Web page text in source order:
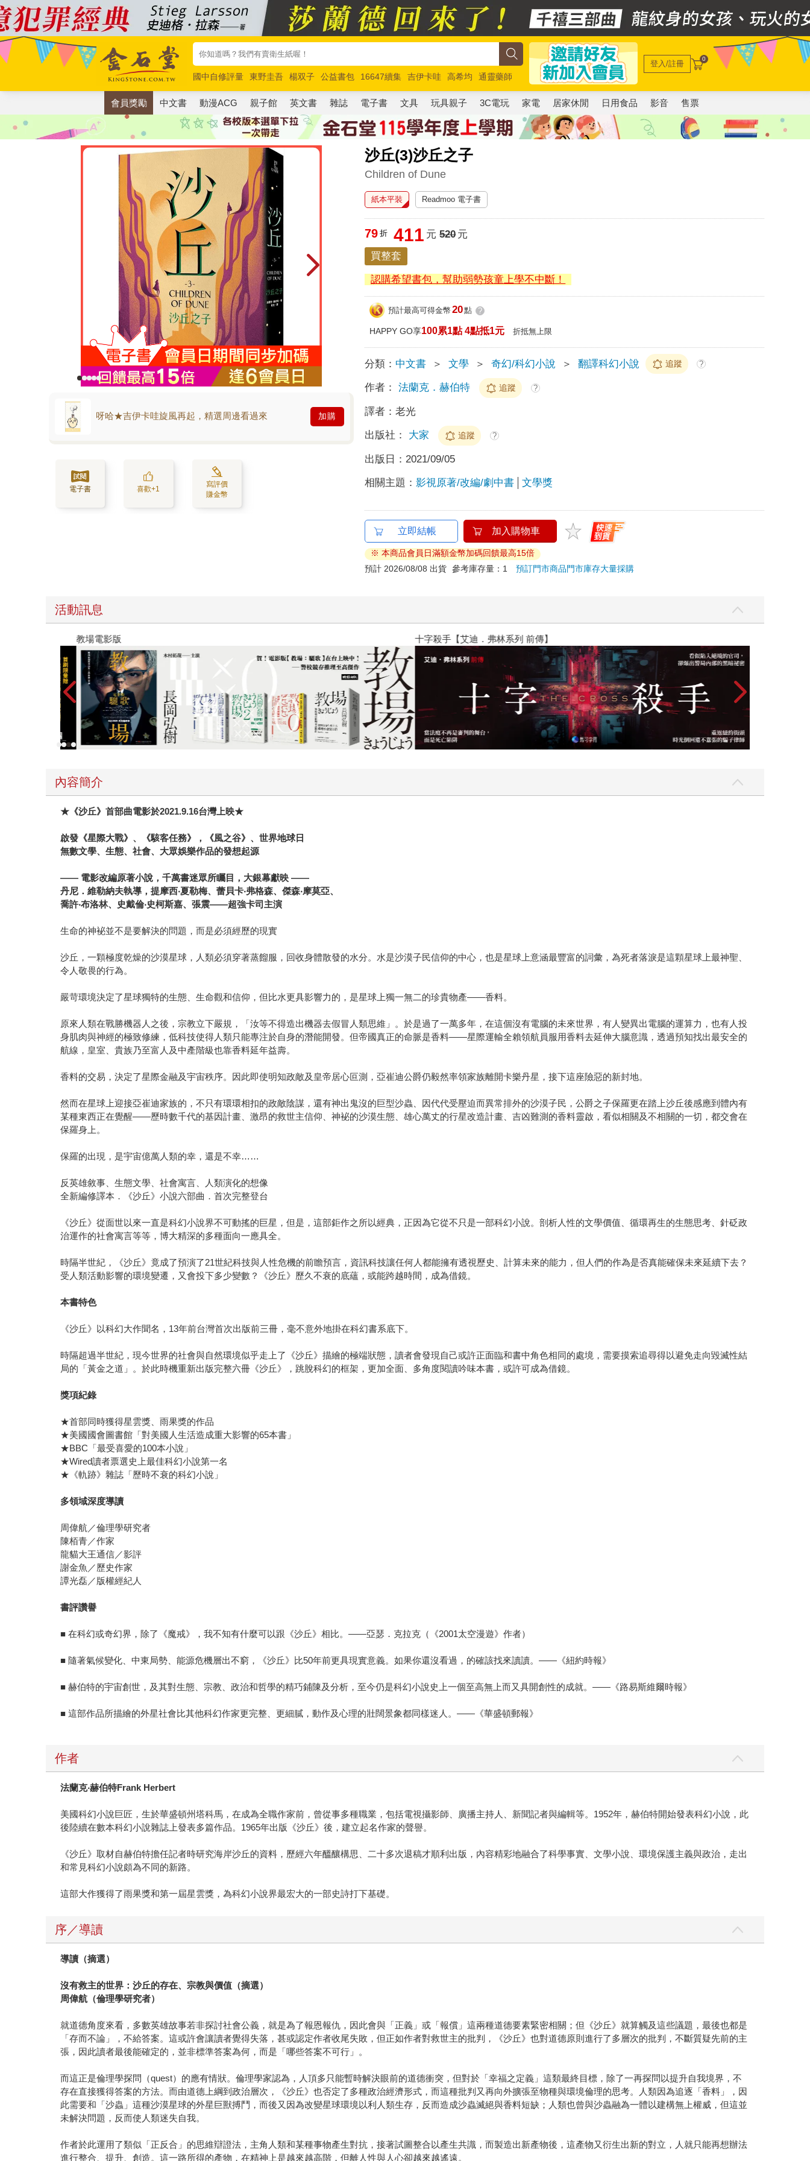
國中自修評量 東野圭吾 楊双子 公益書包 16647續集 吉伊卡哇 高希均
通靈藥師
唯紅花綻放
奧德賽 路邊攤新作 馬斯克 玩具總動員5 超慢跑
登入/註冊 0
會員獎勵 中文書 動漫ACG 親子館 英文書 雜誌 電子書 文具 玩具親子 3C電玩 家電 居家休閒 日用食品 影音 售票
沙丘(3)沙丘之子
Children of Dune
呀哈★吉伊卡哇旋風再起，精選周邊看過來 加購
電子書 喜歡+1
寫評價
賺金幣
紙本平裝 Readmoo 電子書
79 折 411 元 520元
買整套
認購希望書包，幫助弱勢孩童上學不中斷！
預計最高可得金幣 20點 ?
HAPPY GO享100累1點 4點抵1元 折抵無上限
分類： 中文書 ＞ 文學 ＞ 奇幻/科幻小說 ＞ 翻譯科幻小說 追蹤 ?
作者： 法蘭克．赫伯特 追蹤 ?
譯者：老光
出版社： 大家 追蹤 ?
出版日： 2021/09/05
相關主題：影視原著/改編/劇中書 文學獎
立即結帳 加入購物車
※ 本商品會員日滿額金幣加碼回饋最高15倍
預計 2026/08/08 出貨 參考庫存量：1預訂門市商品門市庫存大量採購
活動訊息
教場電影版 十字殺手【艾迪．弗林系列 前傳】
內容簡介
★ 《沙丘》首部曲電影於2021.9.16台灣上映★
啟發《星際大戰》、《駭客任務》，《風之谷》、世界地球日
無數文學、生態、社會、大眾娛樂作品的發想起源
—— 電影改編原著小說，千萬書迷眾所矚目，大銀幕獻映 ——
丹尼．維勒納夫執導，提摩西‧夏勒梅、蕾貝卡‧弗格森、傑森‧摩莫亞、
喬許‧布洛林、史戴倫‧史柯斯嘉、張震——超強卡司主演
生命的神袐並不是要解決的問題，而是必須經歷的現實
沙丘，一顆極度乾燥的沙漠星球，人類必須穿著蒸餾服，回收身體散發的水分。水是沙漠子民信仰的中心，也是星球上意涵最豐富的詞彙，為死者落淚是這顆星球上最神聖、
令人敬畏的行為。
嚴苛環境決定了星球獨特的生態、生命觀和信仰，但比水更具影響力的，是星球上獨一無二的珍貴物產——香料。
原來人類在戰勝機器人之後，宗教立下嚴規，「汝等不得造出機器去假冒人類思維」。於是過了一萬多年，在這個沒有電腦的未來世界，有人變異出電腦的運算力，也有人投
身肌肉與神經的極致修練，低科技使得人類只能專注於自身的潛能開發。但帝國真正的命脈是香料——星際運輸全賴領航員服用香料去延伸大腦意識，透過預知找出最安全的
航線，皇室、貴族乃至富人及中產階級也靠香料延年益壽。
香料的交易，決定了星際金融及宇宙秩序。因此即使明知政敵及皇帝居心叵測，亞崔迪公爵仍毅然率領家族離開卡樂丹星，接下這座險惡的新封地。
然而在星球上迎接亞崔迪家族的，不只有環環相扣的政敵陰謀，還有神出鬼沒的巨型沙蟲、因代代受壓迫而異常排外的沙漠子民，公爵之子保羅更在踏上沙丘後感應到體內有
某種東西正在覺醒——歷時數千代的基因計畫、激昂的救世主信仰、神袐的沙漠生態、雄心萬丈的行星改造計畫、吉凶難測的香料靈啟，看似相關及不相關的一切，都交會在
保羅身上。
保羅的出現，是宇宙億萬人類的幸，還是不幸……
反英雄敘事、生態文學、社會寓言、人類演化的想像
全新編修譯本．《沙丘》小說六部曲．首次完整登台
《沙丘》從面世以來一直是科幻小說界不可動搖的巨星，但是，這部鉅作之所以經典，正因為它從不只是一部科幻小說。剖析人性的文學價值、循環再生的生態思考、針砭政
治運作的社會寓言等等，博大精深的多種面向一應具全。
時隔半世紀，《沙丘》竟成了預演了21世紀科技與人性危機的前瞻預言，資訊科技讓任何人都能擁有透視歷史、計算未來的能力，但人們的作為是否真能確保未來延續下去？
受人類活動影響的環境變遷，又會投下多少變數？《沙丘》歷久不衰的底蘊，或能跨越時間，成為借鏡。
本書特色
《沙丘》以科幻大作聞名，13年前台灣首次出版前三冊，毫不意外地掛在科幻書系底下。
時隔超過半世紀，現今世界的社會與自然環境似乎走上了《沙丘》描繪的極端狀態，讀者會發現自己或許正面臨和書中角色相同的處境，需要摸索追尋得以避免走向毀滅性結
局的「黃金之道」。於此時機重新出版完整六冊《沙丘》，跳脫科幻的框架，更加全面、多角度閱讀吟味本書，或許可成為借鏡。
獎項紀錄
★首部同時獲得星雲獎、雨果獎的作品
★美國國會圖書館「對美國人生活造成重大影響的65本書」
★BBC「最受喜愛的100本小說」
★Wired讀者票選史上最佳科幻小說第一名
★《軌跡》雜誌「歷時不衰的科幻小說」
多領域深度導讀
周偉航／倫理學研究者
陳栢青／作家
龍貓大王通信／影評
謝金魚／歷史作家
譚光磊／版權經紀人
書評讚譽
■ 在科幻或奇幻界，除了《魔戒》，我不知有什麼可以跟《沙丘》相比。——亞瑟．克拉克（《2001太空漫遊》作者）
■ 隨著氣候變化、中東局勢、能源危機層出不窮，《沙丘》比50年前更具現實意義。如果你還沒看過，的確該找來讀讀。——《紐約時報》
■ 赫伯特的宇宙創世，及其對生態、宗教、政治和哲學的精巧鋪陳及分析，至今仍是科幻小說史上一個至高無上而又具開創性的成就。——《路易斯維爾時報》
■ 這部作品所描繪的外星社會比其他科幻作家更完整、更細膩，動作及心理的壯闊景象都同樣迷人。——《華盛頓郵報》
作者
法蘭克‧赫伯特Frank Herbert
美國科幻小說巨匠，生於華盛頓州塔科馬，在成為全職作家前，曾從事多種職業，包括電視攝影師、廣播主持人、新聞記者與編輯等。1952年，赫伯特開始發表科幻小說，此
後陸續在數本科幻小說雜誌上發表多篇作品。1965年出版《沙丘》後，建立起名作家的聲譽。
《沙丘》取材自赫伯特擔任記者時研究海岸沙丘的資料，歷經六年醞釀構思、二十多次退稿才順利出版，內容精彩地融合了科學事實、文學小說、環境保護主義與政治，走出
和常見科幻小說頗為不同的新路。
這部大作獲得了雨果獎和第一屆星雲獎，為科幻小說界最宏大的一部史詩打下基礎。
序／導讀
導讀（摘選）
沒有救主的世界：沙丘的存在、宗教與價值（摘選）
周偉航（倫理學研究者）
就道德角度來看，多數英雄故事若非探討社會公義，就是為了報恩報仇，因此會與「正義」或「報償」這兩種道德要素緊密相關；但《沙丘》就算觸及這些議題，最後也都是
「存而不論」，不給答案。這或許會讓讀者覺得失落，甚或認定作者收尾失敗，但正如作者對救世主的批判，《沙丘》也對道德原則進行了多層次的批判，不斷質疑先前的主
張，因此讀者最後能確定的，並非標準答案為何，而是「哪些答案不可行」。
而這正是倫理學探問（quest）的應有情狀。倫理學家認為，人頂多只能暫時解決眼前的道德衝突，但對於「幸福之定義」這類最終目標，除了一再探問以提升自我境界，不
存在直接獲得答案的方法。而由道德上綱到政治層次，《沙丘》也否定了多種政治經濟形式，而這種批判又再向外擴張至物種與環境倫理的思考。人類因為追逐「香料」，因
此需要和「沙蟲」這種沙漠星球的外星巨獸搏鬥，而後又因為改變星球環境以利人類生存，反而造成沙蟲滅絕與香料短缺；人類也曾與沙蟲融為一體以建構無上權威，但這並
未解決問題，反而使人類迷失自我。
作者於此運用了類似「正反合」的思維辯證法，主角人類和某種事物產生對抗，接著試圖整合以產生共識，而製造出新產物後，這產物又衍生出新的對立，人就只能再想辦法
進行整合、提升、創造。這一路所得的產物，在精神上是越來越高階，但離人性與人心卻越來越遙遠。